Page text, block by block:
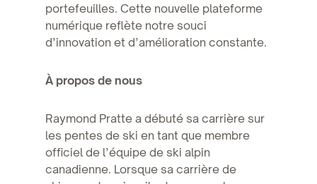
portefeuilles. Cette nouvelle plateforme
numérique reflète notre souci
d’innovation et d’amélioration constante.
À propos de nous
Raymond Pratte a débuté sa carrière sur
les pentes de ski en tant que membre
officiel de l’équipe de ski alpin
canadienne. Lorsque sa carrière de